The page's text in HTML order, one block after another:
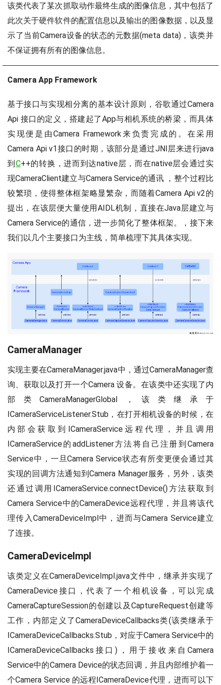
该类代表了某次抓取动作最终生成的图像信息，其中包括了
此次关于硬件软件的配置信息以及输出的图像数据，以及显
示了当前Camera设备的状态的元数据(meta data)，该类并
不保证拥有所有的图像信息。
Camera App Framework
基于接口与实现相分离的基本设计原则，谷歌通过Camera
Api 接口的定义，搭建起了App与相机系统的桥梁，而具体
实现便是由Camera Framework来负责完成的。在采用
Camera Api v1接口的时期，该部分是通过JNI层来进行java
到 C++的转换，进而到达native层，而在native层会通过实
现CameraClient建立与Camera Service的通讯 ，整个过程比
较繁琐，使得整体框架略显繁杂，而随着Camera Api v2的
提出，在该层便大量使用AIDL机制，直接在Java层建立与
Camera Service的通信，进一步简化了整体框架。，接下来
我们以几个主要接口为主线，简单梳理下其具体实现。
CameraManager
实现主要在CameraManager.java中，通过CameraManager查
询、获取以及打开一个Camera 设备。在该类中还实现了内
部类CameraManagerGlobal，该类继承于
ICameraServiceListener.Stub，在打开相机设备的时候，在
内部会获取到ICameraService远程代理，并且调用
ICameraService的addListener方法将自己注册到Camera
Service中，一旦Camera Service状态有所变更便会通过其
实现的回调方法通知到Camera Manager服务，另外，该类
还通过调用ICameraService.connectDevice()方法获取到
Camera Service中的CameraDevice远程代理，并且将该代
理传入CameraDeviceImpl中，进而与Camera Service建立
了连接。
CameraDeviceImpl
该类定义在CameraDeviceImpl.java文件中，继承并实现了
CameraDevice接口，代表了一个相机设备，可以完成
CameraCaptureSession的创建以及CaptureRequest创建等
工作，内部定义了CameraDeviceCallbacks类(该类继承于
ICameraDeviceCallbacks.Stub，对应于Camera Service中的
ICameraDeviceCallbacks接口)，用于接收来自Camera
Service中的Camera Device的状态回调，并且内部维护着一
个Camera Service 的远程ICameraDevice代理，进而可以下